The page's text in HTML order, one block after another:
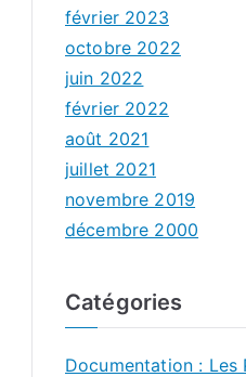
février 2023
octobre 2022
juin 2022
février 2022
août 2021
juillet 2021
novembre 2019
décembre 2000
Catégories
Documentation : Les